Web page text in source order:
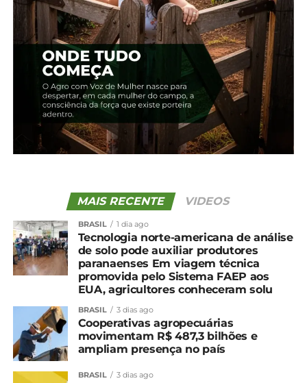
Produtos suinícolas estão
em valorização, aponta
Cepea
20 de fevereiro, 2025
Em "Brasil"
TÓPICOS RELACIONADOS:
UP NEXT
Produção de soja em Santa Catarina cresceu
93% nos últimos 12 anos
Ovos: Pressão por descontos aumenta, e
cotações recuamMAIS RECENTE VIDEOS
BRASIL 1 dia ago
Tecnologia norte-americana de análise
de solo pode auxiliar produtores
paranaenses Em viagem técnica
promovida pelo Sistema FAEP aos
EUA, agricultores conheceram solu
BRASIL 3 dias ago
Cooperativas agropecuárias
movimentam R$ 487,3 bilhões e
ampliam presença no país
BRASIL 3 dias ago